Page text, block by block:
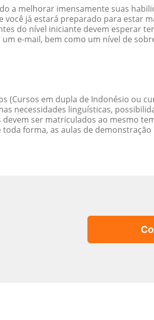
a melhorar imensamente suas
já estará preparado para estar
do nível iniciante devem esperar
e-mail, bem como um nível de
(Cursos em dupla de Indonésio ou
necessidades linguísticas,
ser matriculados ao mesmo
forma, as aulas de